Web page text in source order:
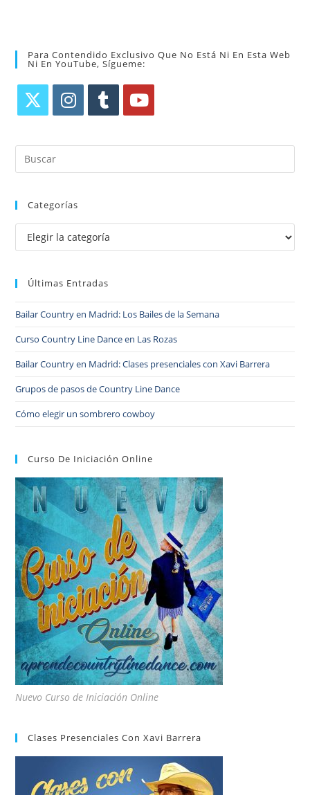
Para Contendido Exclusivo Que No Está Ni En Esta Web
Ni En YouTube, Sígueme:
Categorías
Últimas Entradas
Bailar Country en Madrid: Los Bailes de la Semana
Curso Country Line Dance en Las Rozas
Bailar Country en Madrid: Clases presenciales con Xavi Barrera
Grupos de pasos de Country Line Dance
Cómo elegir un sombrero cowboy
Curso De Iniciación Online
Nuevo Curso de Iniciación Online
Clases Presenciales Con Xavi Barrera